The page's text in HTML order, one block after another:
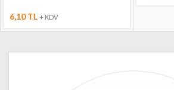
6,10TL + KDV